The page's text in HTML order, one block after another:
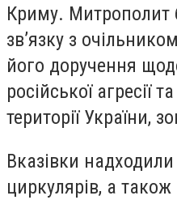
Криму. Митрополит
зв’язку з
його доручення
російської агресії
території України,
Вказівки
циркулярів, а